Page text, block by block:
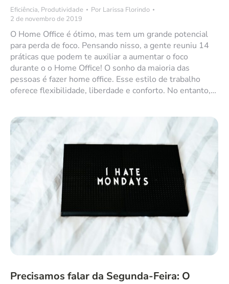
Eficiência, Produtividade Por Larissa Florindo
2 de novembro de 2019
O Home Office é ótimo, mas tem um grande potencial
para perda de foco. Pensando nisso, a gente reuniu 14
práticas que podem te auxiliar a aumentar o foco
durante o o Home Office! O sonho da maioria das
pessoas é fazer home office. Esse estilo de trabalho
oferece flexibilidade, liberdade e conforto. No entanto,…
Precisamos falar da Segunda-Feira: O